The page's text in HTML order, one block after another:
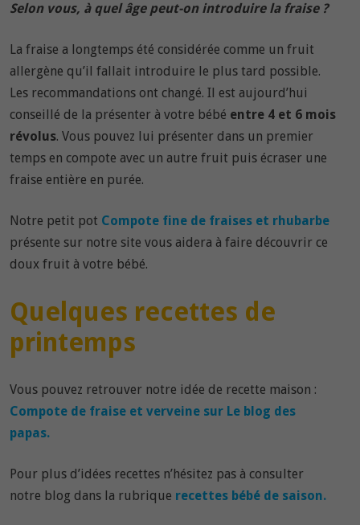
Selon vous, à quel âge peut-on introduire la fraise ?
La fraise a longtemps été considérée comme un fruit
allergène qu’il fallait introduire le plus tard possible.
Les recommandations ont changé. Il est aujourd’hui
conseillé de la présenter à votre bébé entre 4 et 6 mois
révolus. Vous pouvez lui présenter dans un premier
temps en compote avec un autre fruit puis écraser une
fraise entière en purée.
Notre petit pot Compote fine de fraises et rhubarbe
présente sur notre site vous aidera à faire découvrir ce
doux fruit à votre bébé.
Quelques recettes de
printemps
Vous pouvez retrouver notre idée de recette maison :
Compote de fraise et verveine sur Le blog des
papas.
Pour plus d’idées recettes n’hésitez pas à consulter
notre blog dans la rubrique recettes bébé de saison.